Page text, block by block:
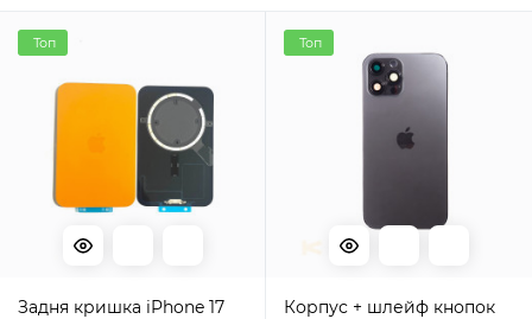
Топ
Задня кришка iPhone 17
Топ
Корпус + шлейф кнопок